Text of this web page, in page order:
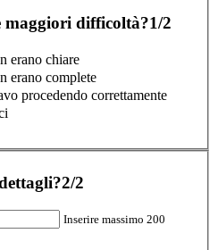
maggiori difficoltà?1/2
erano chiare
erano complete
procedendo correttamente
2/2
Inserire massimo 200